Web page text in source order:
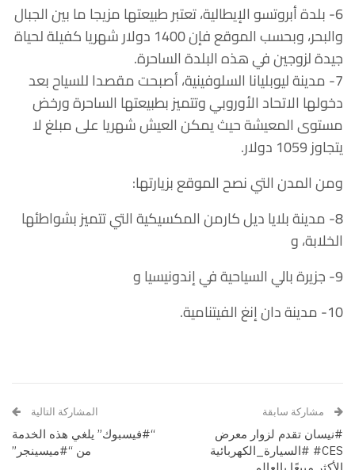
6- بلدة أبروتسو الإيطالية، تعتبر طبيعتها مزيجا ما بين الجبال
والبحر، وبحسب الموقع فإن 1400 دولار شهريا كفيلة لحياة
جيدة لزوجين في هذه البلدة الساحرة.
7- مدينة ليوبليانا السلوفينية، أصبحت مقصدا للسياح بعد
دخولها الاتحاد الأوروبي وتتميز بطبيعتها الساحرة ورخض
مستوى المعيشة حيث يمكن العيش شهريا على مبلغ لا
يتجاوز 1059 دولار.
ومن المدن التي نصح الموقع بزيارتها:
8- مدينة بلايا ديل كارمن المكسيكية التي تتميز بشواطئها
الخلابة، و
9- جزيرة بالي السياحية في إندونيسيا و
10- مدينة دان إنغ الفيتنامية.
مشاركة سابقة
#نيسان تقدم لزوار معرض
CES# #السيارة_الكهربائية
المشاركة التالية
“#فيسبوك” يلغي هذه الخدمة
من “#ميسينجر”